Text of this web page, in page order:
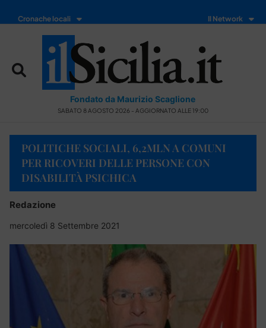
Cronache locali Il Network
Fondato da Maurizio Scaglione
SABATO 8 AGOSTO 2026 - AGGIORNATO ALLE 19:00
POLITICHE SOCIALI, 6,2MLN A COMUNI
PER RICOVERI DELLE PERSONE CON
DISABILITÀ PSICHICA
Redazione
mercoledì 8 Settembre 2021